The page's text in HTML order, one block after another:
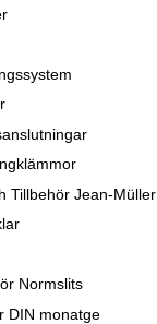
Tillbehör Jean-Müller
Normslits
DIN monatge